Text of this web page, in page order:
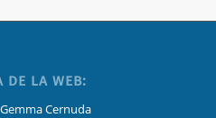
DE LA WEB:
Cernuda